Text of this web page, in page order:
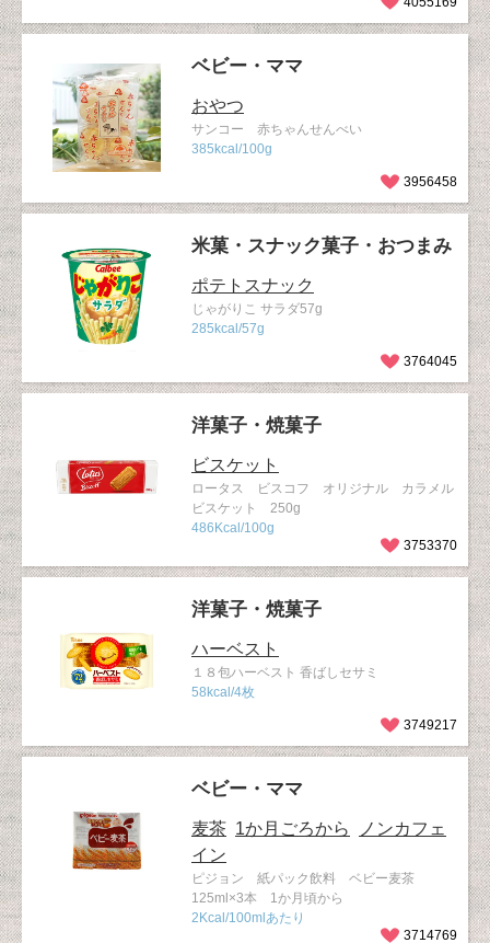
ベビー・ママ
おやつ
サンコー 赤ちゃんせんべい
385kcal/100g
3956458
米菓・スナック菓子・おつまみ
ポテトスナック
じゃがりこ サラダ57g
285kcal/57g
3764045
洋菓子・焼菓子
ビスケット
ロータス ビスコフ オリジナル カラメル
ビスケット 250g
486Kcal/100g
3753370
洋菓子・焼菓子
ハーベスト
１８包ハーベスト 香ばしセサミ
58kcal/4枚
3749217
ベビー・ママ
麦茶 1か月ごろから
ノンカフェ
イン
ピジョン 紙パック飲料 ベビー麦茶
125ml×3本 1か月頃から
2Kcal/100mlあたり
3714769